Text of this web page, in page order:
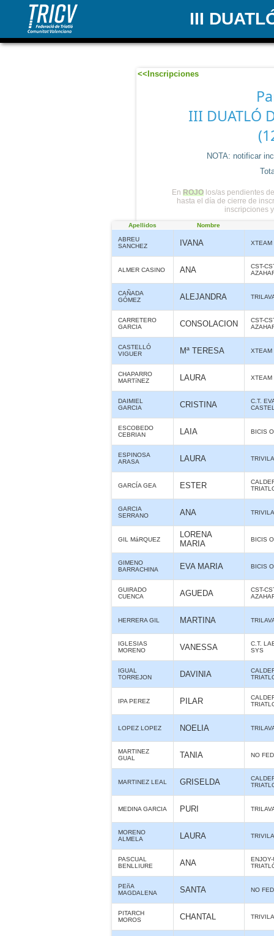
III
<<Inscripciones
III DUATLÓ
NOTA: notificar
EnROJO los/as pendientes
hasta el día de cierre de
inscripciones
Apellidos Nombre
ABREU
SANCHEZ
IVANA XTEAM
ALMER CASINO ANA
CST-
CAÑADA
GÓMEZ
ALEJANDRA
CARRETERO
GARCIA
CONSOLACION
CST-
CASTELLÓ
VIGUER
Mª TERESA XTEAM
CHAPARRO
MARTíNEZ
LAURA XTEAM
DAIMIEL
GARCIA
CRISTINA
C.T.
ESCOBEDO
CEBRIAN
LAIA BICIS
ESPINOSA
ARASA
LAURA TRIVILA
GARCÍA GEA ESTER
GARCIA
SERRANO
ANA TRIVILA
GIL MáRQUEZ
LORENA
MARIA
BICIS
GIMENO
BARRACHINA
EVA MARIA BICIS
GUIRADO
CUENCA
AGUEDA
CST-
HERRERA GIL MARTINA
IGLESIAS
MORENO
VANESSA
C.T.
SYS
IGUAL
TORREJON
DAVINIA
IPA PEREZ PILAR
LOPEZ LOPEZ NOELIA
MARTINEZ
GUAL
TANIA NO
MARTINEZ LEAL GRISELDA
MEDINA GARCIA PURI
MORENO
ALMELA
LAURA TRIVILA
PASCUAL
BENLLIURE
ANA
PEñA
MAGDALENA
SANTA NO
PITARCH
MOROS
CHANTAL TRIVILA